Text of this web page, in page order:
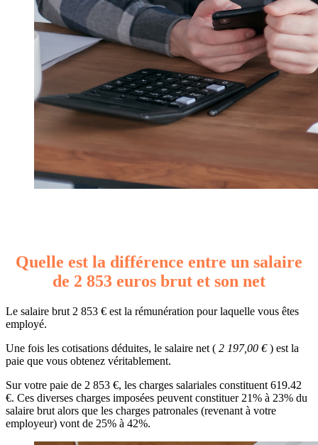
Quelle est la différence entre un salaire
de 2 853 euros brut et son net
Le salaire brut 2 853 € est la rémunération pour laquelle vous êtes
employé.
Une fois les cotisations déduites, le salaire net ( 2 197,00 €) est la
paie que vous obtenez véritablement.
Sur votre paie de 2 853 €, les charges salariales constituent 619.42
€. Ces diverses charges imposées peuvent constituer 21% à 23% du
salaire brut alors que les charges patronales (revenant à votre
employeur) vont de 25% à 42%.